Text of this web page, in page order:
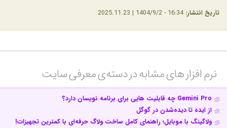
تاریخ انتشار: 16:34 - 1404/9/2 | 2025.11.23
نرم افزار های مشابه در دسته‌ی‌ معرفی سایت‎
Gemini Pro چه قابلیت هایی برای برنامه نویسان دارد؟
از ایده تا دیده‌شدن در گوگل
ولاگینگ با موبایل؛ راهنمای کامل ساخت ولاگ حرفه‌ای با کمترین تجهیزات!